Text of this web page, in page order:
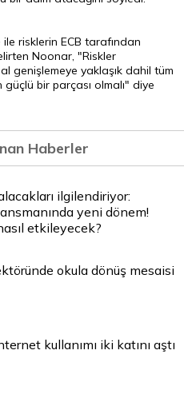
risklerin ECB tarafından
Noonar, "Riskler
genişlemeye yaklaşık dahil tüm
güçlü bir parçası olmalı" diye
Haberler
ilgilendiriyor:
yeni dönem!
etkileyecek?
okula dönüş mesaisi
kullanımı iki katını aştı